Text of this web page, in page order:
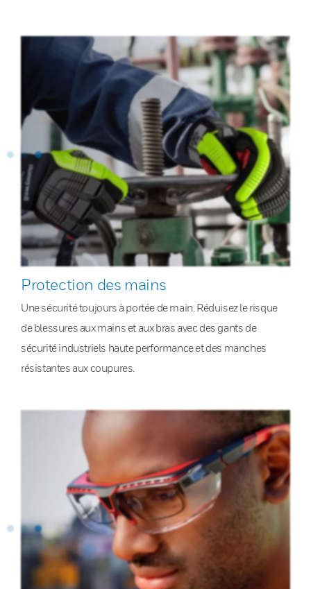
Protection des mains
Une sécurité toujours à portée de main. Réduisez le risque
de blessures aux mains et aux bras avec des gants de
sécurité industriels haute performance et des manches
résistantes aux coupures.